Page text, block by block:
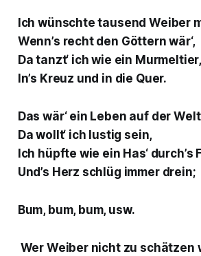
Ich wünschte tausend Weiber
Wenn’s recht den Göttern wär‘,
Da tanzt‘ ich wie ein Murmeltier,
In’s Kreuz und in die Quer.
Das wär‘ ein Leben auf der
Da wollt‘ ich lustig sein,
Ich hüpfte wie ein Has‘ durch’s
Und’s Herz schlüg immer drein;
Bum, bum, bum, usw.
Wer Weiber nicht zu schätzen